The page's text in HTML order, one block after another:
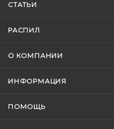
СТАТЬИ
РАСПИЛ
О КОМПАНИИ
ИНФОРМАЦИЯ
ПОМОЩЬ